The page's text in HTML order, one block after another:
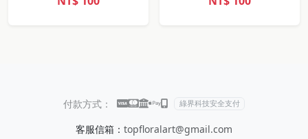
付款方式： 綠界科技安全支付
客服信箱： topfloralart@gmail.com